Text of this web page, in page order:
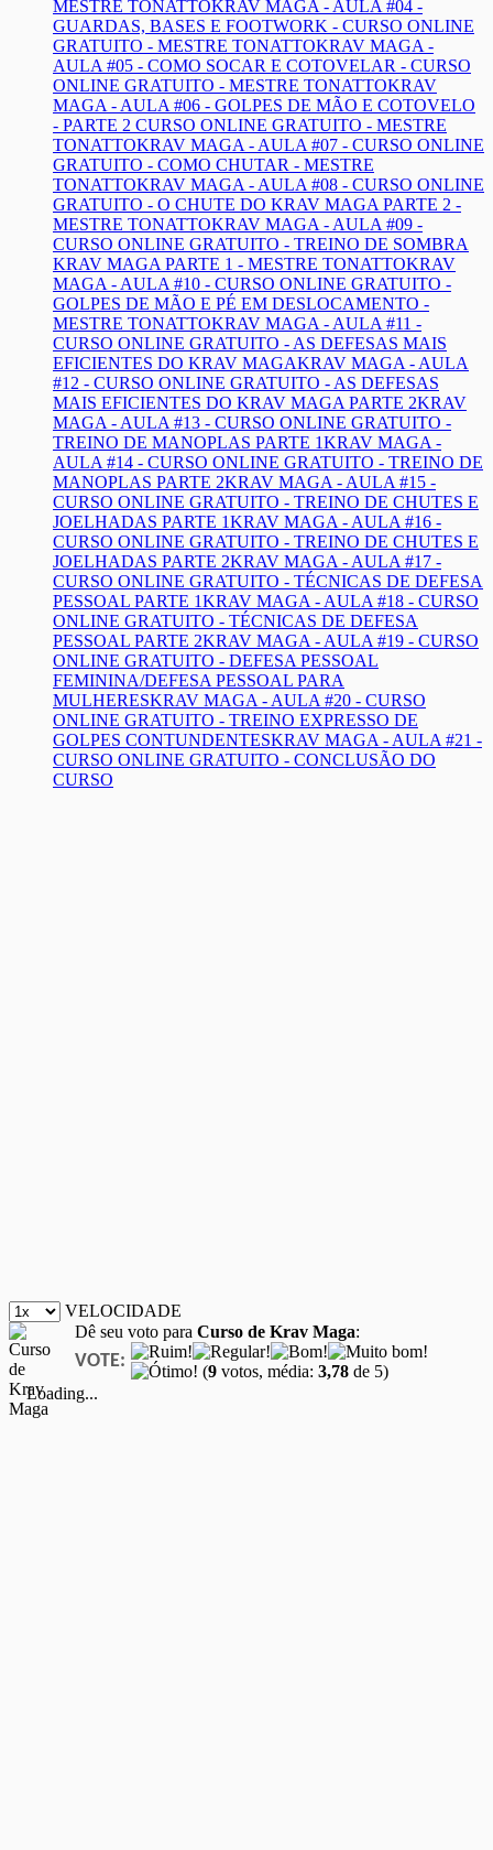
MESTRE TONATTOKRAV MAGA - AULA #04 -
GUARDAS, BASES E FOOTWORK - CURSO ONLINE
GRATUITO - MESTRE TONATTOKRAV MAGA -
AULA #05 - COMO SOCAR E COTOVELAR - CURSO
ONLINE GRATUITO - MESTRE TONATTOKRAV
MAGA - AULA #06 - GOLPES DE MÃO E COTOVELO
- PARTE 2 CURSO ONLINE GRATUITO - MESTRE
TONATTOKRAV MAGA - AULA #07 - CURSO ONLINE
GRATUITO - COMO CHUTAR - MESTRE
TONATTOKRAV MAGA - AULA #08 - CURSO ONLINE
GRATUITO - O CHUTE DO KRAV MAGA PARTE 2 -
MESTRE TONATTOKRAV MAGA - AULA #09 -
CURSO ONLINE GRATUITO - TREINO DE SOMBRA
KRAV MAGA PARTE 1 - MESTRE TONATTOKRAV
MAGA - AULA #10 - CURSO ONLINE GRATUITO -
GOLPES DE MÃO E PÉ EM DESLOCAMENTO -
MESTRE TONATTOKRAV MAGA - AULA #11 -
CURSO ONLINE GRATUITO - AS DEFESAS MAIS
EFICIENTES DO KRAV MAGAKRAV MAGA - AULA
#12 - CURSO ONLINE GRATUITO - AS DEFESAS
MAIS EFICIENTES DO KRAV MAGA PARTE 2KRAV
MAGA - AULA #13 - CURSO ONLINE GRATUITO -
TREINO DE MANOPLAS PARTE 1KRAV MAGA -
AULA #14 - CURSO ONLINE GRATUITO - TREINO DE
MANOPLAS PARTE 2KRAV MAGA - AULA #15 -
CURSO ONLINE GRATUITO - TREINO DE CHUTES E
JOELHADAS PARTE 1KRAV MAGA - AULA #16 -
CURSO ONLINE GRATUITO - TREINO DE CHUTES E
JOELHADAS PARTE 2KRAV MAGA - AULA #17 -
CURSO ONLINE GRATUITO - TÉCNICAS DE DEFESA
PESSOAL PARTE 1KRAV MAGA - AULA #18 - CURSO
ONLINE GRATUITO - TÉCNICAS DE DEFESA
PESSOAL PARTE 2KRAV MAGA - AULA #19 - CURSO
ONLINE GRATUITO - DEFESA PESSOAL
FEMININA/DEFESA PESSOAL PARA
MULHERESKRAV MAGA - AULA #20 - CURSO
ONLINE GRATUITO - TREINO EXPRESSO DE
GOLPES CONTUNDENTESKRAV MAGA - AULA #21 -
CURSO ONLINE GRATUITO - CONCLUSÃO DO
CURSO
VELOCIDADE
Dê seu voto para Curso de Krav Maga:
VOTE: (9 votos, média: 3,78 de 5)
Loading...